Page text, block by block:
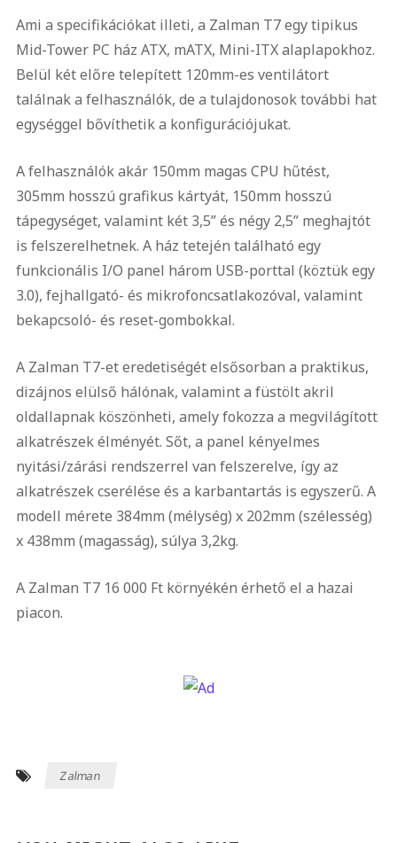
Ami a specifikációkat illeti, a Zalman T7 egy tipikus
Mid-Tower PC ház ATX, mATX, Mini-ITX alaplapokhoz.
Belül két előre telepített 120mm-es ventilátort
találnak a felhasználók, de a tulajdonosok további hat
egységgel bővíthetik a konfigurációjukat.
A felhasználók akár 150mm magas CPU hűtést,
305mm hosszú grafikus kártyát, 150mm hosszú
tápegységet, valamint két 3,5” és négy 2,5” meghajtót
is felszerelhetnek. A ház tetején található egy
funkcionális I/O panel három USB-porttal (köztük egy
3.0), fejhallgató- és mikrofoncsatlakozóval, valamint
bekapcsoló- és reset-gombokkal.
A Zalman T7-et eredetiségét elsősorban a praktikus,
dizájnos elülső hálónak, valamint a füstölt akril
oldallapnak köszönheti, amely fokozza a megvilágított
alkatrészek élményét. Sőt, a panel kényelmes
nyitási/zárási rendszerrel van felszerelve, így az
alkatrészek cserélése és a karbantartás is egyszerű. A
modell mérete 384mm (mélység) x 202mm (szélesség)
x 438mm (magasság), súlya 3,2kg.
A Zalman T7 16 000 Ft környékén érhető el a hazai
piacon.
Zalman